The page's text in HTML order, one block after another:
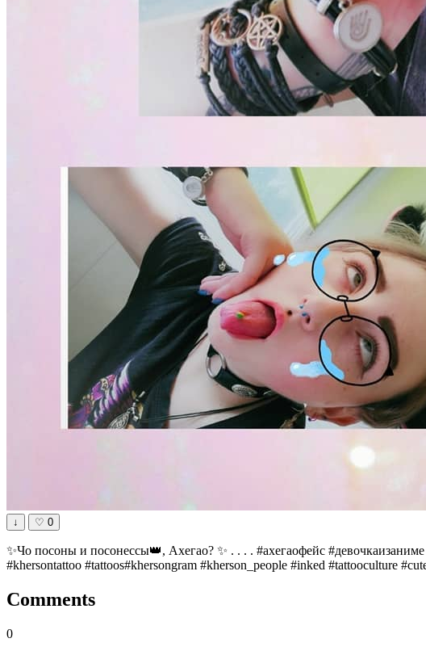
↓ ♡ 0
✨Чо посоны и посонессы👑, Ахегао? ✨ . . . . #ахегаофейс
#khersontattoo #tattoos#khersongram #kherson_people #inked #tattooculture
Comments
0